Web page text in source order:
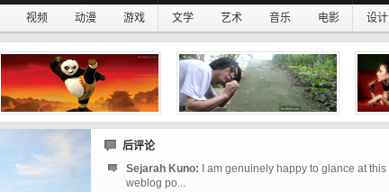
视频 动漫 游戏 文学 艺术 音乐 电影 设计
后评论
Sejarah Kuno:
I am genuinely happy to glance at this
weblog po...